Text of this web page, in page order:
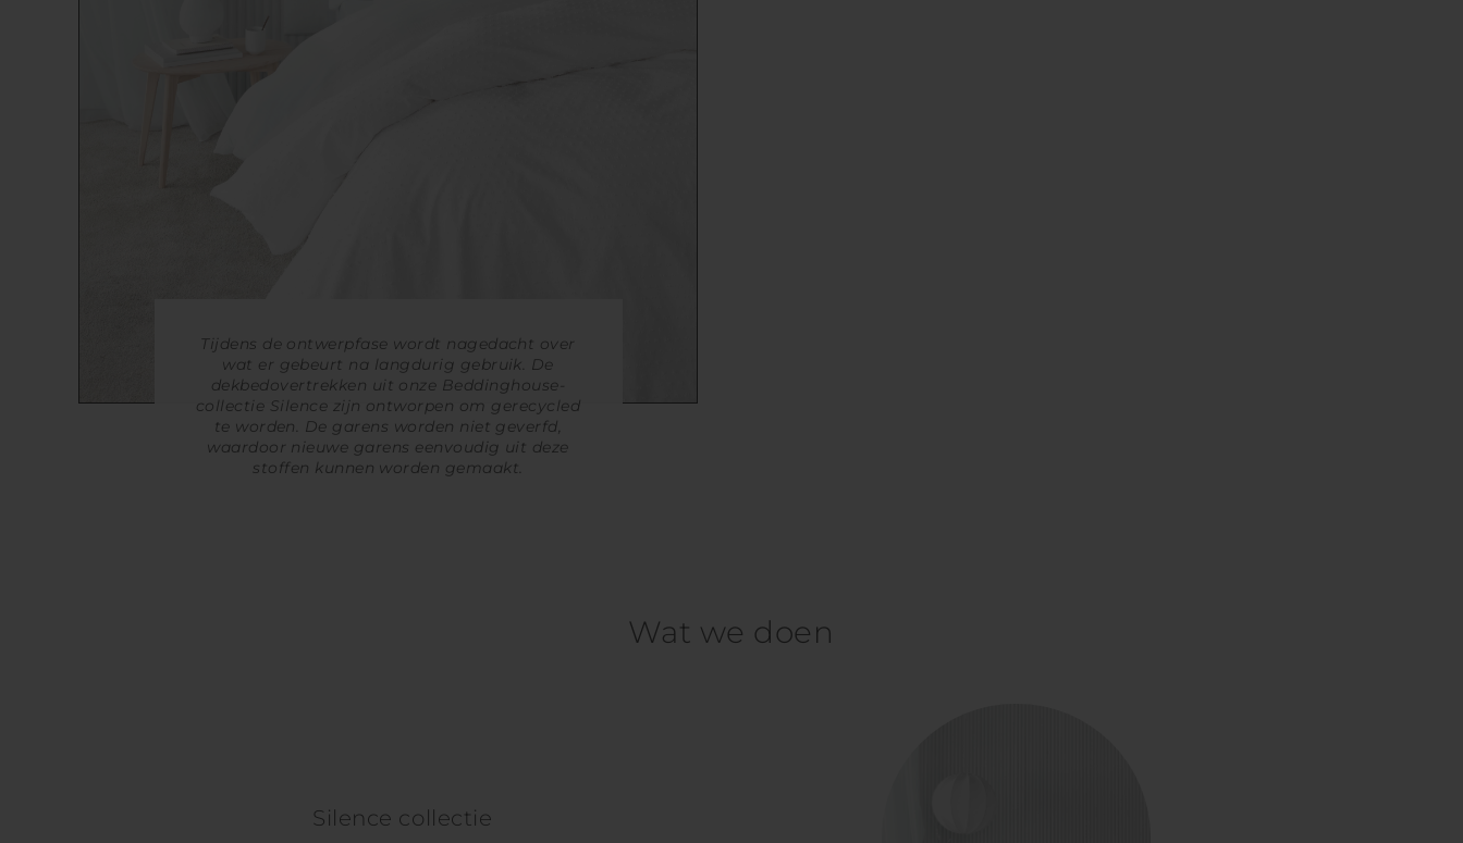
Tijdens de ontwerpfase wordt nagedacht over
wat er gebeurt na langdurig gebruik. De
dekbedovertrekken uit onze Beddinghouse-
collectie Silence zijn ontworpen om gerecycled
te worden. De garens worden niet geverfd,
waardoor nieuwe garens eenvoudig uit deze
stoffen kunnen worden gemaakt.
Wat we doen
Silence collectie